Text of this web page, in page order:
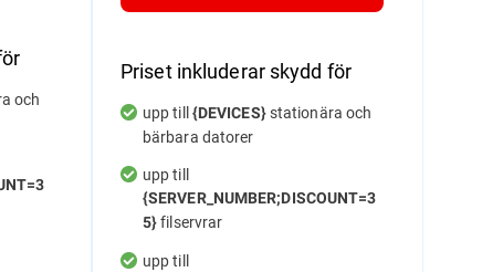
och
Priset inkluderar skydd för
upp till{DEVICES}stationära och
bärbara datorer
upp till
{SERVER_NUMBER;DISCOUNT=3
5}filservrar
upp till